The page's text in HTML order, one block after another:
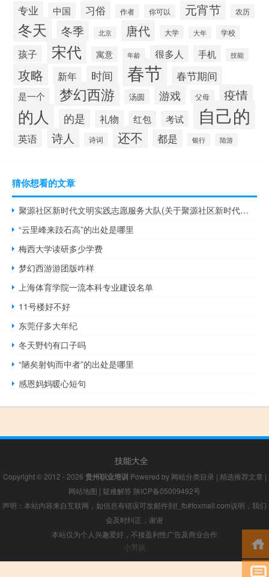
专业 中国 习俗 作者 你可以 元宵节 农历
冬天 冬季 北京 唐代 大学 大年 学校
孩子 宋代 寓意 年龄 很多人 手机 技能
攻略 新年 时间 春节 春节期间
是一个 梦幻西游 汤圆 游戏 父母 疫情
的人 的是 礼物 红包 考试 自己的
英语 诗人 诗词 还不 都是 银行 陆游
猜你想看的文章
聚源社区新时代文明实践志愿服务大队(关于聚源社区新时代文明实践志愿服务大队简述)
“云里峰来跂石高”的出处是哪里
梅西大学读研多少学费
梦幻西游游团版咋样
上海体育学院一流本科专业建设名单
11号楼好不好
东莞仔多大年纪
冬天野钓有口子吗
“陋矣射钩而中者”的出处是哪里
感恩妈妈暖心短句
技能大全
Copyright © 2012 - 2026 贵州职业培训 Powered by 网站分类目录 | 精选推荐文章 |
网站地图 | 疑难解答 陕ICP备05009492号
声明：本站内容来自互联网，如信息有错误可发邮件到f_fb#foxmail.com说明，我们
会及时纠正，谢谢
本站仅为个人兴趣爱好，不接盈利性广告及商业合作
小男孩